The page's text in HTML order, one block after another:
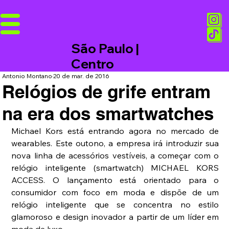
São Paulo |
Centro
Relógios de grife entram
na era dos smartwatches
Antonio Montano20 de mar. de 2016
Michael Kors está entrando agora no mercado de
wearables. Este outono, a empresa irá introduzir sua
nova linha de acessórios vestíveis, a começar com o
relógio inteligente (smartwatch) MICHAEL KORS
ACCESS. O lançamento está orientado para o
consumidor com foco em moda e dispõe de um
relógio inteligente que se concentra no estilo
glamoroso e design inovador a partir de um líder em